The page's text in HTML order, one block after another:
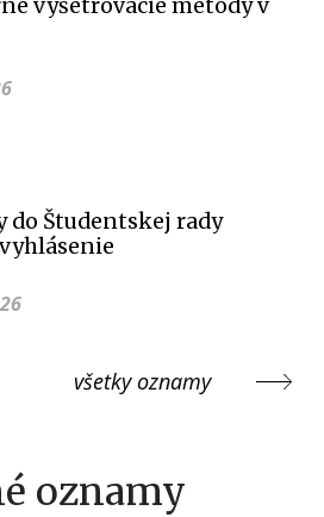
vyšetrovacie metódy v
do Študentskej rady
všetky oznamy
oznamy